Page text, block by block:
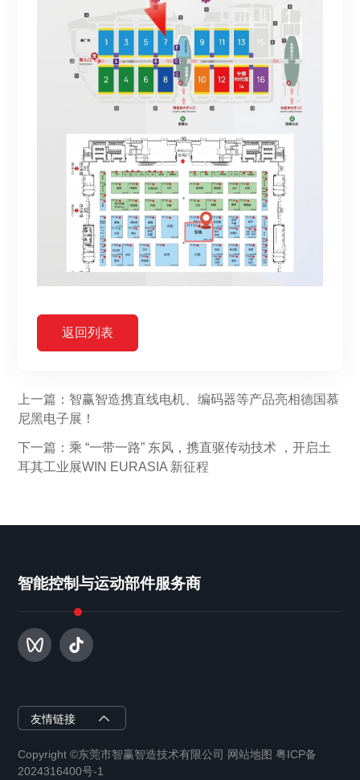
返回列表
上一篇：智赢智造携直线电机、编码器等产品亮相德国慕
尼黑电子展！
下一篇：乘 “一带一路” 东风，携直驱传动技术 ，开启土
耳其工业展WIN EURASIA 新征程
智能控制与运动部件服务商
友情链接
智赢半导体
智赢智能装备
Copyright ©东莞市智赢智造技术有限公司 网站地图 粤ICP备
2024316400号-1